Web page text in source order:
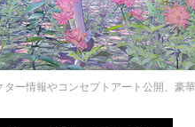
ター情報やコンセプトアート公開、豪